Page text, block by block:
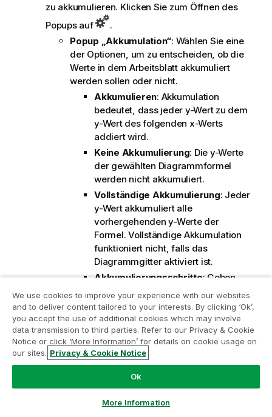
zu akkumulieren. Klicken Sie zum Öffnen des
Popups auf
.
Popup „Akkumulation“: Wählen Sie eine
der Optionen, um zu entscheiden, ob die
Werte in dem Arbeitsblatt akkumuliert
werden sollen oder nicht.
Akkumulieren: Akkumulation
bedeutet, dass jeder y-Wert zu dem
y-Wert des folgenden x-Werts
addiert wird.
Keine Akkumulierung: Die y-Werte
der gewählten Diagrammformel
werden nicht akkumuliert.
Vollständige Akkumulierung: Jeder
y-Wert akkumuliert alle
vorhergehenden y-Werte der
Formel. Vollständige Akkumulation
funktioniert nicht, falls das
Diagrammgitter aktiviert ist.
Akkumulierungsschritte: Geben
Sie eine Zahl in das Feld ein, oder
verschieben Sie den Schieberegler,
um festzulegen, über wie viele der
vorangehenden y-Werte akkumuliert
werden soll.
Trendlinien:
Markieren Sie diese Option zur Verwendung
Nehmen Sie am Analyse-
Modernisierungsprogramm teil
Modernisieren Sie mit dem Analyse-
Modernisierungsprogramm, ohne Ihre wertvollen
QlikView-Apps zu gefährden.
Informationen oder kontaktieren Sie uns:
ampquestions@qlik.com
We use cookies to improve your experience with our websites
and to deliver content tailored to your interests. By clicking ‘Ok’,
you accept the use of additional cookies which may involve
data transmission to third parties. Refer to our Privacy & Cookie
Notice or click ‘More Information’ for details on cookie usage on
our sites. Privacy & Cookie Notice
Ok
More Information